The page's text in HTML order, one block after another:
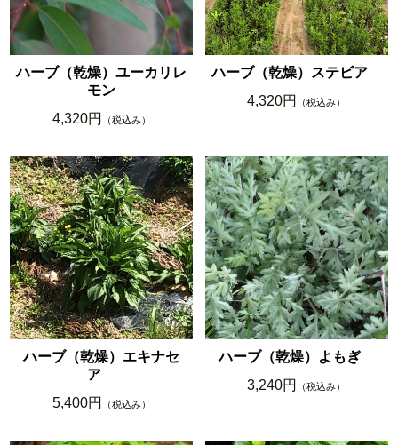
ハーブ（乾燥）ユーカリレ
モン
4,320円
（税込み）
ハーブ（乾燥）ステビア
4,320円
（税込み）
ハーブ（乾燥）エキナセ
ア
5,400円
（税込み）
ハーブ（乾燥）よもぎ
3,240円
（税込み）